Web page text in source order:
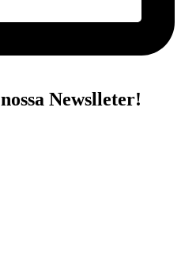
nossa Newslleter!